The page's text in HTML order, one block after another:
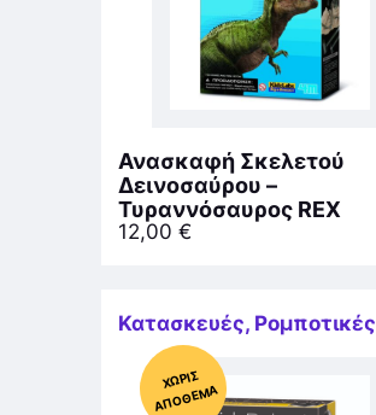
Ανασκαφή Σκελετού
Δεινοσαύρου –
Τυραννόσαυρος REX
12,00 €
Κατασκευές, Ρομποτικές
Χ
ΩΡΊΣ
Α
Π
Ό
ΘΕ
ΜΑ